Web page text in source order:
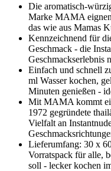
Die aromatisch-
Marke MAMA
das wie aus Mamas
Kennzeichnend für
Geschmack - die
Geschmackserlebnis
Einfach und schnell
ml Wasser kochen,
Minuten genießen -
Mit MAMA kommt
1972 gegründete
Vielfalt an
Lieferumfang: 30 x
Vorratspack für alle,
soll - lecker kochen